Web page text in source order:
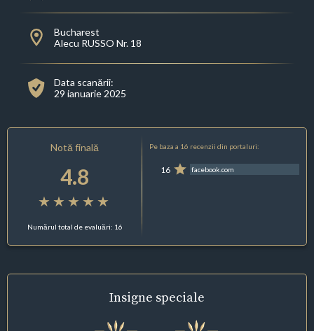
Bucharest
Alecu RUSSO Nr. 18
Data scanării:
29 ianuarie 2025
Notă finală
4.8
Numărul total de evaluări: 16
Pe baza a 16 recenzii din portaluri:
16 facebook.com
Insigne speciale